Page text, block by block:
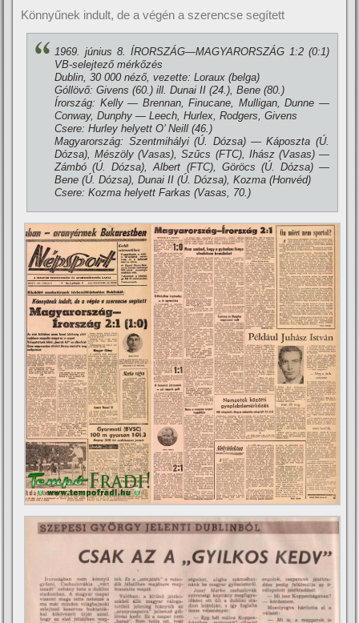
Könnyűnek indult, de a végén a szerencse segített
1969. június 8. ÍRORSZÁG—MAGYARORSZÁG 1:2 (0:1)
VB-selejtező mérkőzés
Dublin, 30 000 néző, vezette: Loraux (belga)
Góllövő: Givens (60.) ill. Dunai II (24.), Bene (80.)
Írország: Kelly — Brennan, Finucane, Mulligan, Dunne —
Conway, Dunphy — Leech, Hurlex, Rodgers, Givens
Csere: Hurley helyett O’ Neill (46.)
Magyarország: Szentmihályi (Ú. Dózsa) — Káposzta (Ú.
Dózsa), Mészöly (Vasas), Szűcs (FTC), Ihász (Vasas) —
Zámbó (Ú. Dózsa), Albert (FTC), Göröcs (Ú. Dózsa) —
Bene (Ú. Dózsa), Dunai II (Ú. Dózsa), Kozma (Honvéd)
Csere: Kozma helyett Farkas (Vasas, 70.)